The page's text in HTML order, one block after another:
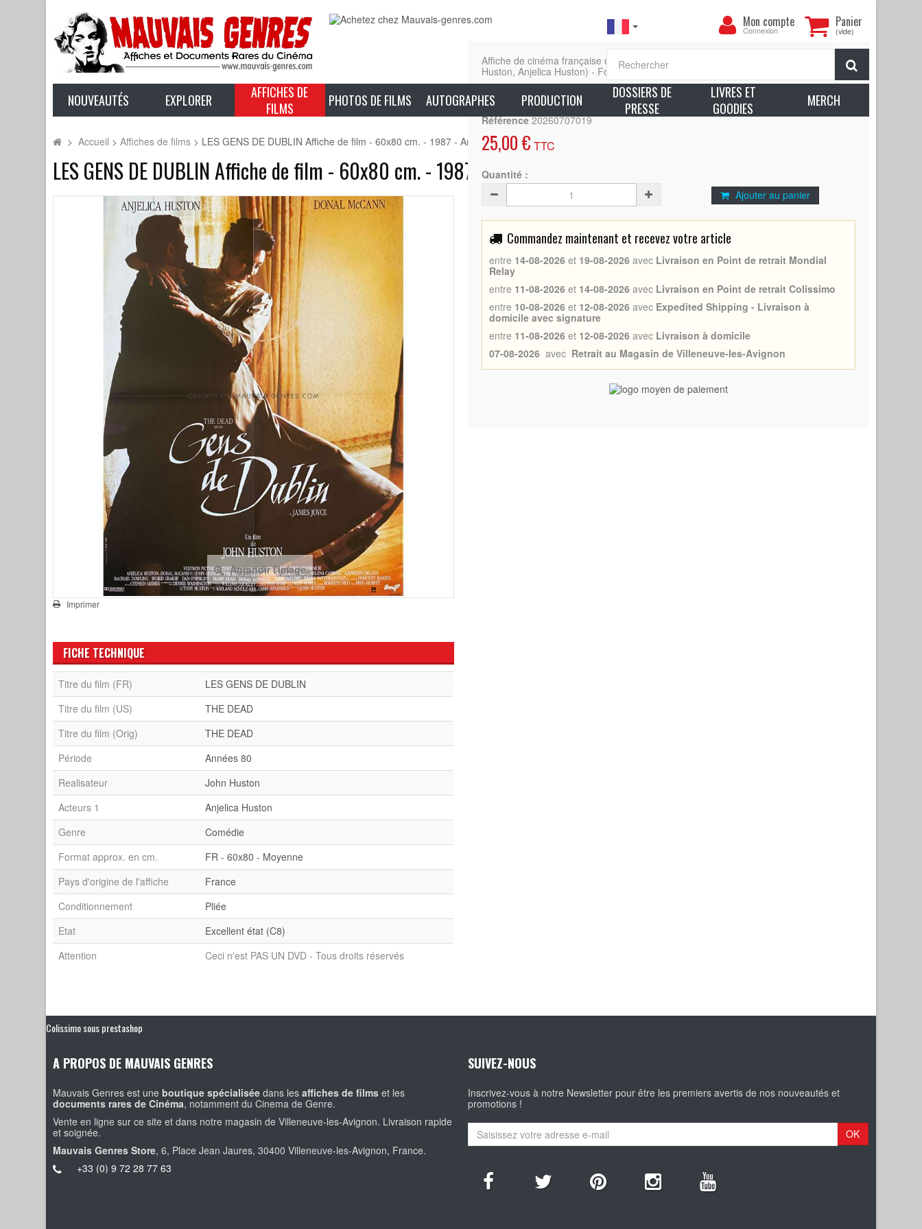
Panier
(vide)
Mon
compte
Mon compte
Connexion
NOUVEAUTÉS EXPLORER
AFFICHES DE
FILMS
PHOTOS DE FILMS AUTOGRAPHES PRODUCTION
DOSSIERS DE
PRESSE
LIVRES ET
GOODIES
MERCH
> Accueil > Affiches de films > LES GENS DE DUBLIN Affiche de film - 60x80 cm. - 1987 - Anjelica Huston, John Huston
LES GENS DE DUBLIN Affiche de film - 60x80 cm. - 1987 - Anjelica Huston, John Huston
Agrandir l'image
Imprimer
Affiche de cinéma française de LES GENS DE DUBLIN (THE DEAD - 1987 - John
Huston, Anjelica Huston) - Format: 60x80 cm. environ. - Excellent état (C8)
En savoir plus sur l’état des produits
Référence 20260707019
25,00 € TTC
Quantité :
Ajouter au panier
Commandez maintenant et recevez votre article
entre 14-08-2026 et 19-08-2026 avec Livraison en Point de retrait Mondial
Relay
entre 11-08-2026 et 14-08-2026 avec Livraison en Point de retrait Colissimo
entre 10-08-2026 et 12-08-2026 avec Expedited Shipping - Livraison à
domicile avec signature
entre 11-08-2026 et 12-08-2026 avec Livraison à domicile
07-08-2026 avec Retrait au Magasin de Villeneuve-les-Avignon
FICHE TECHNIQUE
Titre du film (FR)
LES GENS DE DUBLIN
Titre du film (US)
THE DEAD
Titre du film (Orig)
THE DEAD
Période
Années 80
Realisateur
John Huston
Acteurs 1
Anjelica Huston
Genre
Comédie
Format approx. en cm.
FR - 60x80 - Moyenne
Pays d'origine de l'affiche
France
Conditionnement
Pliée
Etat
Excellent état (C8)
Attention
Ceci n'est PAS UN DVD - Tous droits réservés
Colissimo sous prestashop
A PROPOS DE MAUVAIS GENRES
Mauvais Genres est uneboutique spécialisée dans lesaffiches de films et les
documents rares de Cinéma, notamment du Cinema de Genre.
Vente en ligne sur ce site et dans notre magasin de Villeneuve-les-Avignon. Livraison rapide
et soignée.
Mauvais Genres Store, 6, Place Jean Jaures, 30400 Villeneuve-les-Avignon, France.
+33 (0) 9 72 28 77 63
SUIVEZ-NOUS
Inscrivez-vous à notre Newsletter pour être les premiers avertis de nos nouveautés et
promotions !
OK